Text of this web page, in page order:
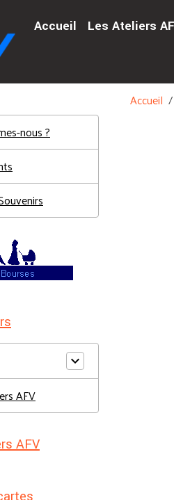
Accueil Les Ateliers
Accueil
nous ?
AFV
AFV